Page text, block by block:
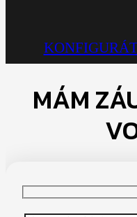
MÁM